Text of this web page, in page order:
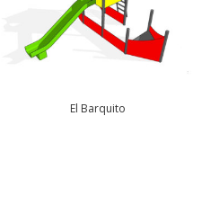
El Barquito